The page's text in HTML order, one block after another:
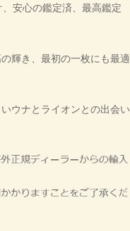
安心の鑑定済、最高鑑定
輝き、最初の一枚にも最適
ウナとライオンとの出会い